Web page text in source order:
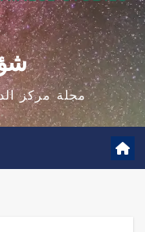
مجلة مركز